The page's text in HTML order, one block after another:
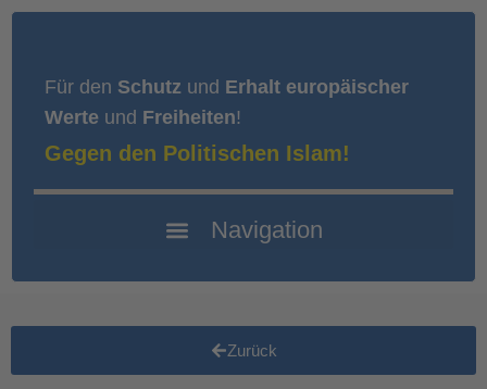
Für den Schutz und Erhalt europäischer
Werte und Freiheiten!
Gegen den Politischen Islam!
Zurück